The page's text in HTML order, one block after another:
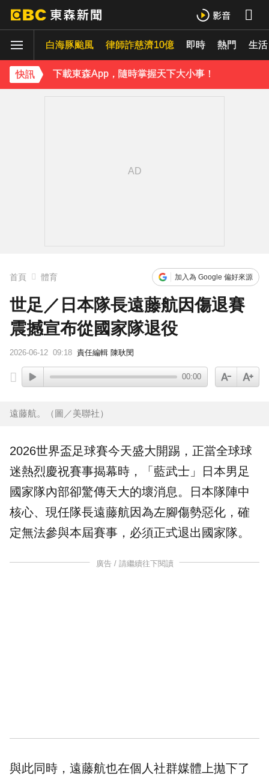
白海豚颱風 律師詐慈濟10億 即時 熱門 生活
快訊
下載東森App，隨時掌握天下大小事！
首頁 體育 加入為 Google 偏好來源
世足／日本隊長遠藤航因傷退賽
震撼宣布從國家隊退役
2026-06-12 09:18 責任編輯 陳耿閔
00:00
遠藤航。（圖／美聯社）
2026世界盃足球賽今天盛大開踢，正當全球球
迷熱烈慶祝賽事揭幕時，「藍武士」
日本男足
國家隊內部卻驚傳天大的壞消息。日本隊陣中
核心、現任隊長遠藤航因為左腳傷勢惡化，確
定無法參與本屆賽事，必須正式退出國家隊。
廣告 / 請繼續往下閱讀
與此同時，遠藤航也在個人社群媒體上拋下了